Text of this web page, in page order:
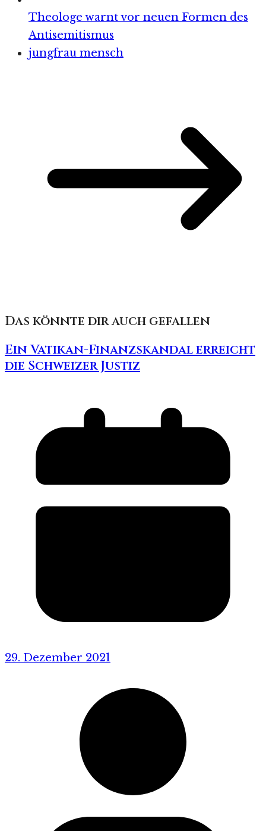
Theologe warnt vor neuen Formen des
Antisemitismus
jungfrau mensch
Das könnte dir auch gefallen
Ein Vatikan-Finanzskandal erreicht
die Schweizer Justiz
29. Dezember 2021